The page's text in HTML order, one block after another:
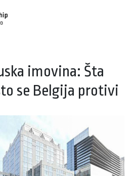
imovina: Šta
se Belgija protivi